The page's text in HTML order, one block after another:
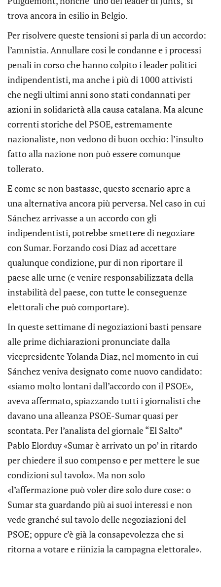
trova ancora in esilio in Belgio.
Per risolvere queste tensioni si parla di un accordo:
l’amnistia. Annullare cosi le condanne e i processi
penali in corso che hanno colpito i leader politici
indipendentisti, ma anche i più di 1000 attivisti
che negli ultimi anni sono stati condannati per
azioni in solidarietà alla causa catalana. Ma alcune
correnti storiche del PSOE, estremamente
nazionaliste, non vedono di buon occhio: l’insulto
fatto alla nazione non può essere comunque
tollerato.
E come se non bastasse, questo scenario apre a
una alternativa ancora più perversa. Nel caso in cui
Sánchez arrivasse a un accordo con gli
indipendentisti, potrebbe smettere di negoziare
con Sumar. Forzando cosi Diaz ad accettare
qualunque condizione, pur di non riportare il
paese alle urne (e venire responsabilizzata della
instabilità del paese, con tutte le conseguenze
elettorali che può comportare).
In queste settimane di negoziazioni basti pensare
alle prime dichiarazioni pronunciate dalla
vicepresidente Yolanda Diaz, nel momento in cui
Sánchez veniva designato come nuovo candidato:
«siamo molto lontani dall’accordo con il PSOE»,
aveva affermato, spiazzando tutti i giornalisti che
davano una alleanza PSOE-Sumar quasi per
scontata. Per l’analista del giornale “El Salto”
Pablo Elorduy «Sumar è arrivato un po’ in ritardo
per chiedere il suo compenso e per mettere le sue
condizioni sul tavolo». Ma non solo
«l’affermazione può voler dire solo dure cose: o
Sumar sta guardando più ai suoi interessi e non
vede granché sul tavolo delle negoziazioni del
PSOE; oppure c’è già la consapevolezza che si
ritorna a votare e riinizia la campagna elettorale».